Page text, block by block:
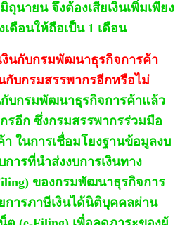
นายน จึงต้องเสียเงินเพิ่มเพียง
เดือนให้ถือเป็น 1 เดือน
งินกับกรมพัฒนาธุรกิจการค้า
กับกรมสรรพากรอีกหรือไม่
กับกรมพัฒนาธุรกิจการค้าแล้ว
รอีก ซึ่งกรมสรรพากรร่วมมือ
ในการเชื่อมโยงฐานข้อมูลงบ
ารที่นำส่งงบการเงินทาง
ของกรมพัฒนาธุรกิจการ
ารภาษีเงินได้นิติบุคคลผ่าน